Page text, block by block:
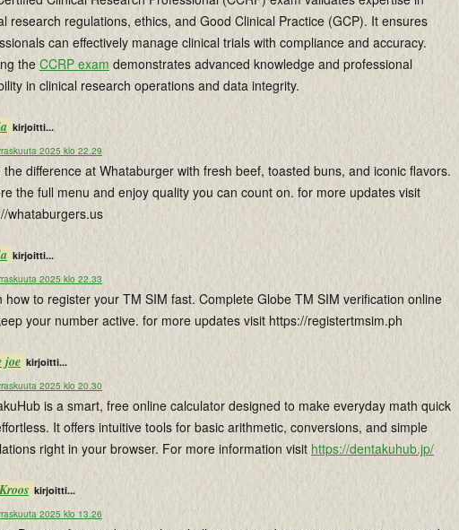
research regulations, ethics, and Good Clinical Practice (GCP). It ensures
can effectively manage clinical trials with compliance and accuracy.
theCCRP exam demonstrates advanced knowledge and professional
in clinical research operations and data integrity.
kirjoitti...
2025 klo 22.29
the difference at Whataburger with fresh beef, toasted buns, and iconic flavors.
the full menu and enjoy quality you can count on. for more updates visit
whataburgers.us
kirjoitti...
2025 klo 22.33
how to register your TM SIM fast. Complete Globe TM SIM verification online
your number active. for more updates visit https://registertmsim.ph
joe kirjoitti...
2025 klo 20.30
is a smart, free online calculator designed to make everyday math quick
It offers intuitive tools for basic arithmetic, conversions, and simple
right in your browser. For more information visit https://dentakuhub.jp/
kirjoitti...
2025 klo 13.26